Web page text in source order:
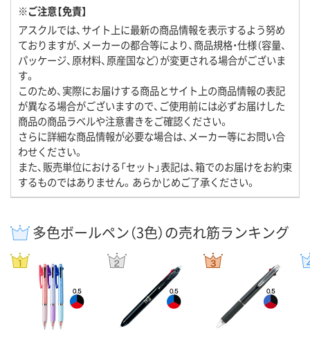
※ご注意【免責】
アスクルでは、サイト上に最新の商品情報を表示するよう努め
ておりますが、メーカーの都合等により、商品規格・仕様（容量、
パッケージ、原材料、原産国など）が変更される場合がございま
す。
このため、実際にお届けする商品とサイト上の商品情報の表記
が異なる場合がございますので、ご使用前には必ずお届けした
商品の商品ラベルや注意書きをご確認ください。
さらに詳細な商品情報が必要な場合は、メーカー等にお問い合
わせください。
また、販売単位における「セット」表記は、箱でのお届けをお約束
するものではありません。あらかじめご了承ください。
多色ボールペン（3色）の売れ筋ランキング